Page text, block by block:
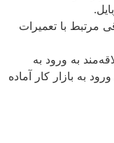
مرتبط با تعمیرات
به ورود به
به بازار کار آماده